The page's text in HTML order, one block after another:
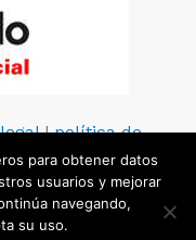
|política de
cookies
para obtener datos
usuarios y mejorar
navegando,
su uso.